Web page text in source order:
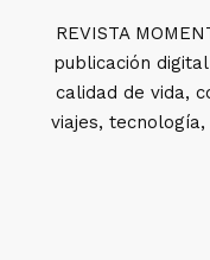
REVISTA
publicación
calidad de vida,
viajes,